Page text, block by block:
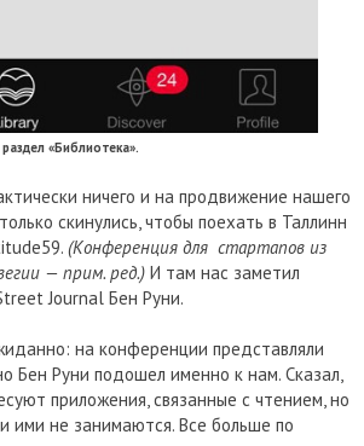
«Библиотека».
ничего и на продвижение нашего
скинулись, чтобы поехать в Таллинн
(Конференция для стартапов из
— прим. ред.) И там нас заметил
Journal Бен Руни.
на конференции представляли
Бен Руни подошел именно к нам. Сказал,
приложения, связанные с чтением, но
ими не занимаются. Все больше по